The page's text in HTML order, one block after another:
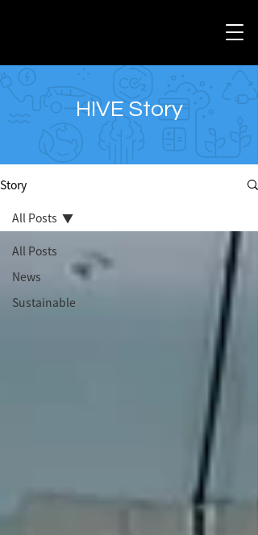
HIVE Story
Story
All Posts
News
Sustainable
All Posts